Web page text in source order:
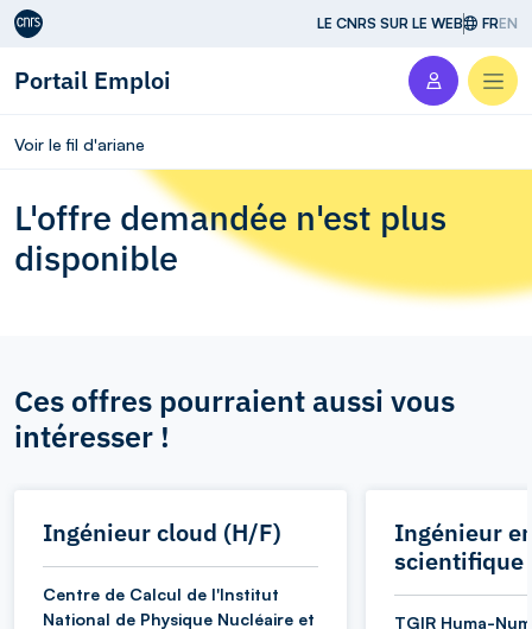
Aller au contenu LE CNRS SUR LE WEB FREN
Portail Emploi
Voir le fil d'ariane
L'offre demandée n'est plus
disponible
Ces offres pourraient aussi vous
intéresser !
Ingénieur cloud (H/F)
Centre de Calcul de l'Institut
National de Physique Nucléaire et
Ingénieur
scientifique
TGIR Huma-Num